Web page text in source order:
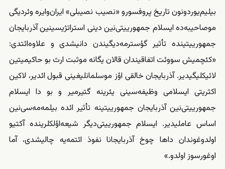
بیلیم‌یوردونون تاریخ پروفسورو «نصیب نصیبلی» ایران‌وایره وئردیگی
موصاحیبه‌ده ایسلام جمهورییتی‌نین دینی استراتژیسینین آذربایجان
جمهورییتینده تأثیر گؤسترمه‌دیگیندن دانیشدی و علاوه‌‌ائتدی:
«کئچمیش سووئت اتفاقیندان قالان یگانه موثبت ارث بو حاکیمیتین
لائیکلیگیدیر. آذربایجان خالقی اؤز موسلمانلیغینی قبول ائدیر، لاکین
اکثریتی ایسلامی وظیفه‌‌‌سینی یئرینه گتیرمیر و بو دا ایسلام
جمهورییتی‌نین آذربایجان جمهورییتینه تأثیر ائده بیلمه‌مه‌سی‌نین
اساس عاملیدیر. ایسلام جمهورییتی‌دیگر شیعه‌‌‌اؤلکلرینده آکتیو
اولدوغوندان داها چوخ آذربایجانا نفوذ ائتمه‌یه چالیشدی، آما
اوغورسوز اولدو.»